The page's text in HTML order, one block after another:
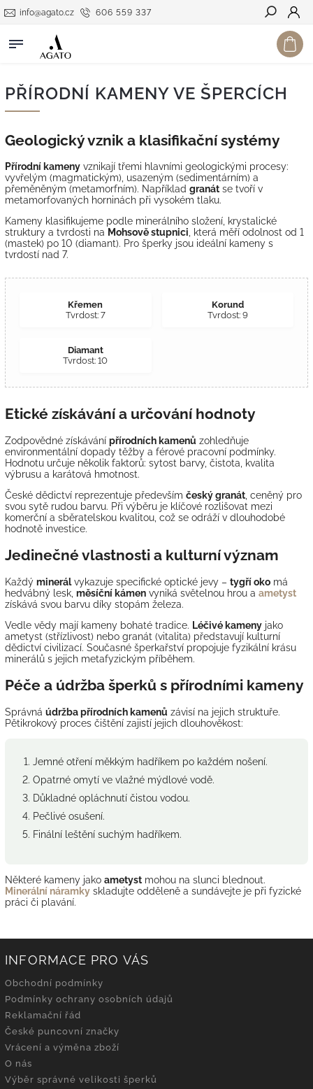
606 559 337
info@agato.cz
Hledat
PŘÍRODNÍ KAMENY VE ŠPERCÍCH
Geologický vznik a klasifikační systémy
Přírodní kameny vznikají třemi hlavními geologickými procesy:
vyvřelým (magmatickým), usazeným (sedimentárním) a
přeměněným (metamorfním). Například granát se tvoří v
metamorfovaných horninách při vysokém tlaku.
Kameny klasifikujeme podle minerálního složení, krystalické
struktury a tvrdosti na Mohsově stupnici, která měří odolnost od 1
(mastek) po 10 (diamant). Pro šperky jsou ideální kameny s
tvrdostí nad 7.
Křemen
Tvrdost: 7
Korund
Tvrdost: 9
Diamant
Tvrdost: 10
Etické získávání a určování hodnoty
Zodpovědné získávání přírodních kamenů zohledňuje
environmentální dopady těžby a férové pracovní podmínky.
Hodnotu určuje několik faktorů: sytost barvy, čistota, kvalita
výbrusu a karátová hmotnost.
České dědictví reprezentuje především český granát , ceněný pro
svou sytě rudou barvu. Při výběru je klíčové rozlišovat mezi
komerční a sběratelskou kvalitou, což se odráží v dlouhodobé
hodnotě investice.
Jedinečné vlastnosti a kulturní význam
Každý minerálvykazuje specifické optické jevy – tygří oko má
hedvábný lesk, měsíční kámen vyniká světelnou hrou a ametyst
získává svou barvu díky stopám železa.
Vedle vědy mají kameny bohaté tradice. Léčivé kameny jako
ametyst (střízlivost) nebo granát (vitalita) představují kulturní
dědictví civilizací. Současné šperkařství propojuje fyzikální krásu
minerálů s jejich metafyzickým příběhem.
Péče a údržba šperků s přírodními kameny
Správná údržba přírodních kamenů závisí na jejich struktuře.
Pětikrokový proces čištění zajistí jejich dlouhověkost:
Jemné otření měkkým hadříkem po každém nošení.
Opatrné omytí ve vlažné mýdlové vodě.
Důkladné opláchnutí čistou vodou.
Pečlivé osušení.
Finální leštění suchým hadříkem.
Některé kameny jako ametyst mohou na slunci blednout.
Minerální náramky skladujte odděleně a sundávejte je při fyzické
práci či plavání.
INFORMACE PRO VÁS
Obchodní podmínky
Podmínky ochrany osobních údajů
Reklamační řád
České puncovní značky
Vrácení a výměna zboží
O nás
Výběr správné velikosti šperků